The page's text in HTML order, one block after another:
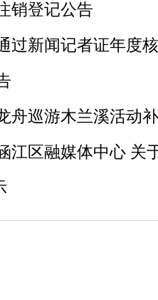
销登记公告
过新闻记者证年度
舟巡游木兰溪活动
江区融媒体中心 关